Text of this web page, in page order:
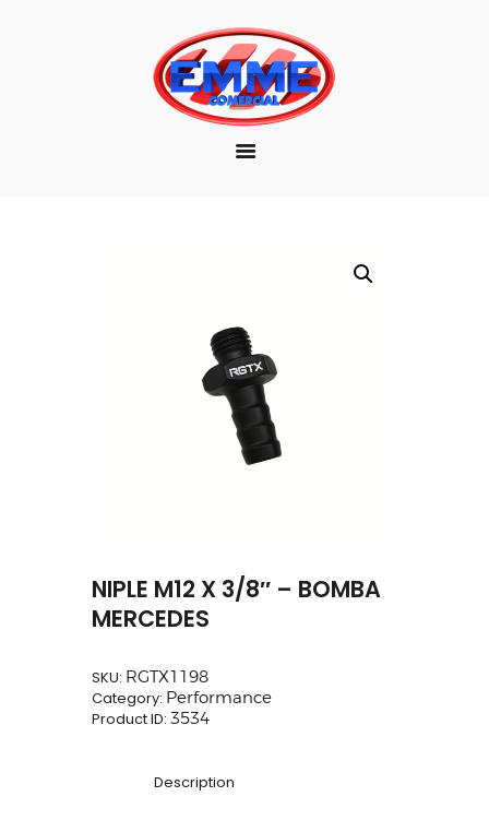
EMPRESA
MARCAS
PRODUTOS
NIPLE M12 X 3/8″ – BOMBA
MERCEDES
SKU: RGTX1198
Category: Performance
Product ID: 3534
Description